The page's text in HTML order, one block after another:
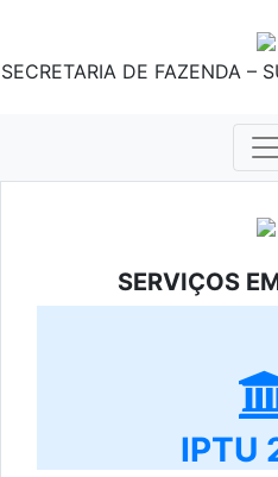
SECRETARIA DE FAZENDA –
SERVIÇOS
IPTU